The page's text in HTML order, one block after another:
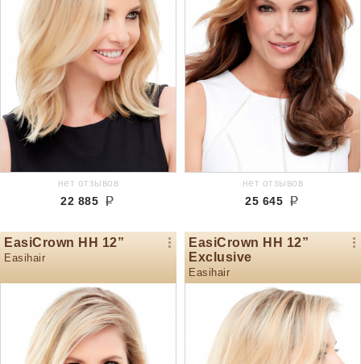
нет отзывов
22 885
нет отзывов
25 645
EasiCrown HH 12”
Easihair
EasiCrown HH 12”
Exclusive
Easihair